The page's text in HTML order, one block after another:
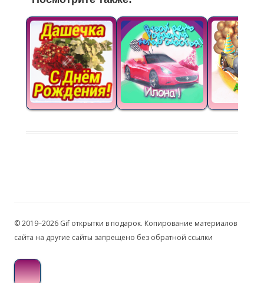
© 2019–2026 Gif открытки в подарок. Копирование материалов
сайта на другие сайты запрещено без обратной ссылки